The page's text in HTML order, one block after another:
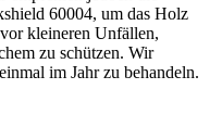
60004, um das Holz
kleineren Unfällen,
zu schützen. Wir
im Jahr zu behandeln.